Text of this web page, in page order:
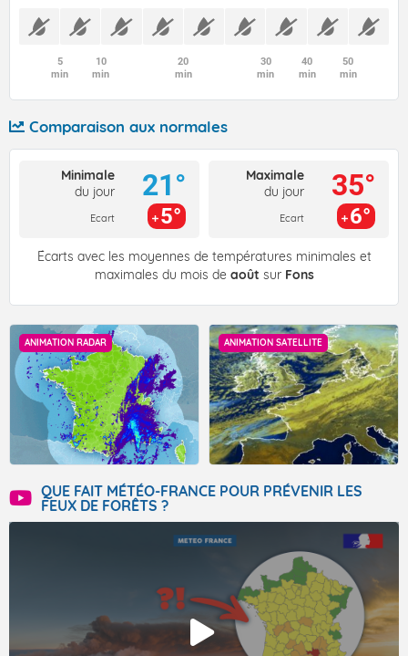
5
min
10
min
20
min
30
min
40
min
50
min
Comparaison aux normales
Minimale
du jour
Ecart
21°
5°
Maximale
du jour
Ecart
35°
6°
Écarts avec les moyennes de températures minimales et
maximales du mois de août sur Fons
ANIMATION RADAR ANIMATION SATELLITE
QUE FAIT MÉTÉO-FRANCE POUR PRÉVENIR LES
FEUX DE FORÊTS ?